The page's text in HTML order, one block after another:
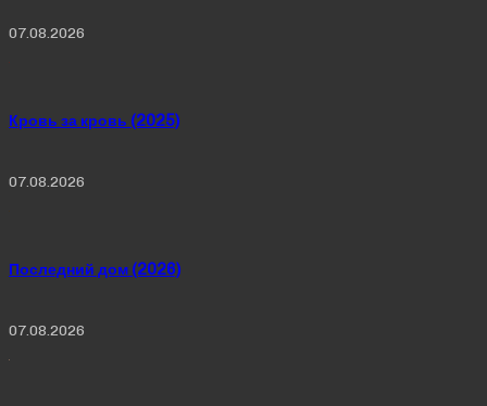
07.08.2026
Кровь за кровь (2025)
07.08.2026
Последний дом (2026)
07.08.2026